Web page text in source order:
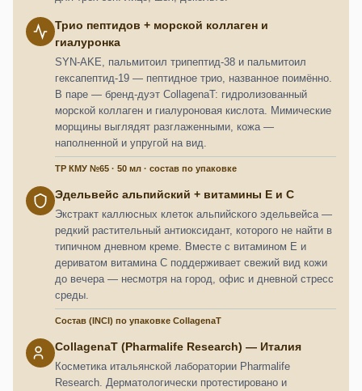
Трио пептидов + морской коллаген и
гиалуронка
SYN-AKE, пальмитоил трипептид-38 и пальмитоил
гексапептид-19 — пептидное трио, названное поимённо.
В паре — бренд-дуэт CollagenaT: гидролизованный
морской коллаген и гиалуроновая кислота. Мимические
морщины выглядят разглаженными, кожа —
наполненной и упругой на вид.
ТР КМУ №65 · 50 мл · состав по упаковке
Эдельвейс альпийский + витамины E и C
Экстракт каллюсных клеток альпийского эдельвейса —
редкий растительный антиоксидант, которого не найти в
типичном дневном креме. Вместе с витамином E и
дериватом витамина C поддерживает свежий вид кожи
до вечера — несмотря на город, офис и дневной стресс
среды.
Состав (INCI) по упаковке CollagenaT
CollagenaT (Pharmalife Research) — Италия
Косметика итальянской лаборатории Pharmalife
Research. Дерматологически протестировано и